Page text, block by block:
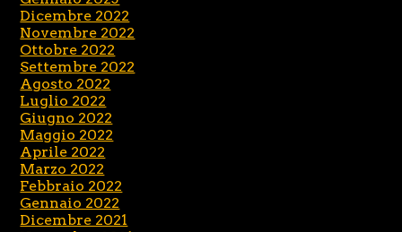
Dicembre 2022
Novembre 2022
Ottobre 2022
Settembre 2022
Agosto 2022
Luglio 2022
Giugno 2022
Maggio 2022
Aprile 2022
Marzo 2022
Febbraio 2022
Gennaio 2022
Dicembre 2021